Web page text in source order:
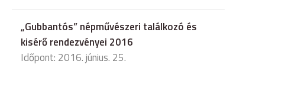
„Gubbantós” népművészeri találkozó és
kisérő rendezvényei 2016
Időpont: 2016. június. 25.